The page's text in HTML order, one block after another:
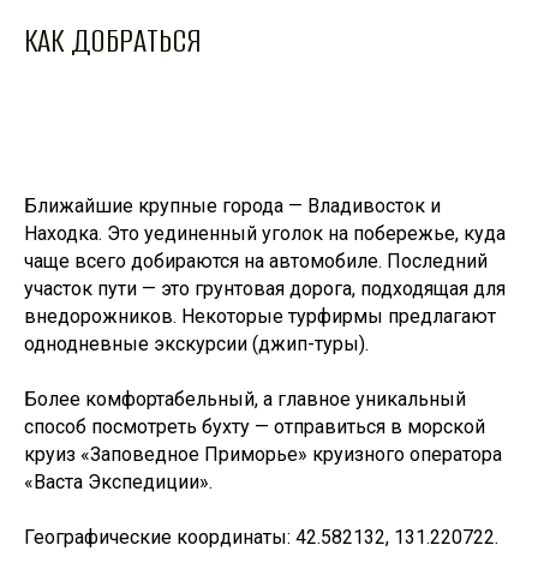
КАК ДОБРАТЬСЯ
Ближайшие крупные города — Владивосток и
Находка. Это уединенный уголок на побережье, куда
чаще всего добираются на автомобиле. Последний
участок пути — это грунтовая дорога, подходящая для
внедорожников. Некоторые турфирмы предлагают
однодневные экскурсии (джип-туры).
Более комфортабельный, а главное уникальный
способ посмотреть бухту — отправиться в морской
круиз «Заповедное Приморье» круизного оператора
«Васта Экспедиции».
Географические координаты: 42.582132, 131.220722.